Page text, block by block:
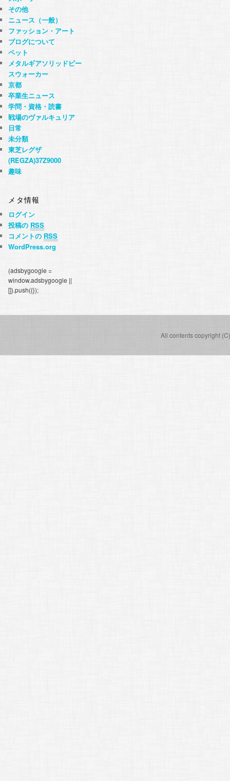
その他
ニュース（一般）
ファッション・アート
ブログについて
ペット
メタルギアソリッドピー
スウォーカー
京都
卒業生ニュース
学問・資格・読書
戦場のヴァルキュリア
日常
未分類
東芝レグザ
(REGZA)37Z9000
趣味
メタ情報
ログイン
投稿の RSS
コメントの RSS
WordPress.org
(adsbygoogle =
window.adsbygoogle ||
[]).push({});
All contents copyright